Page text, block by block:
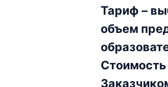
Тариф –
объем